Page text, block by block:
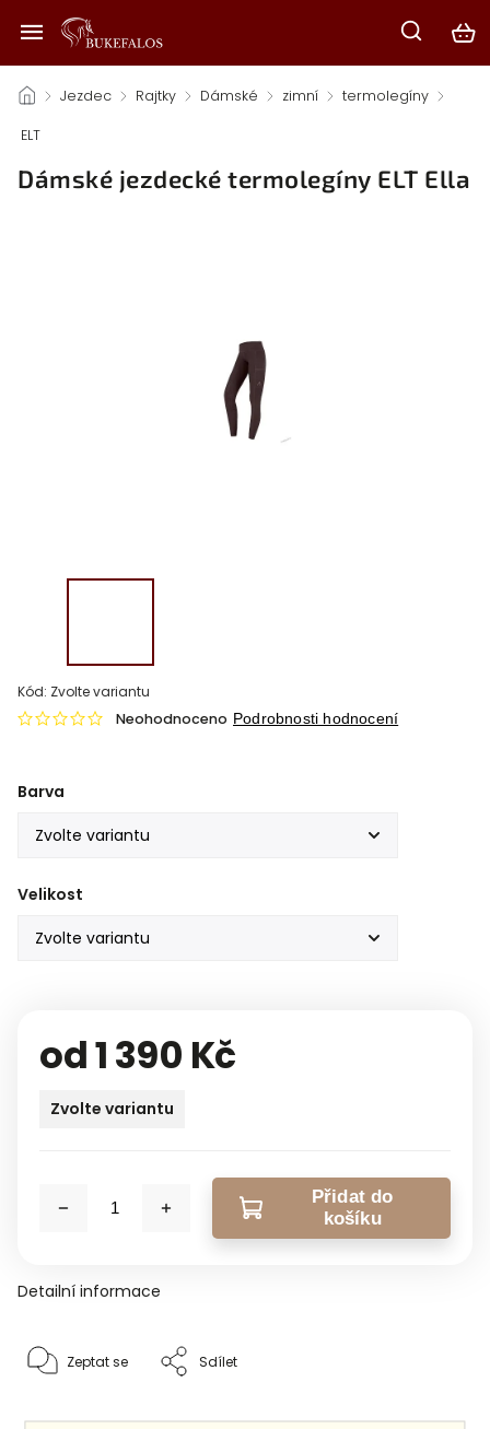
/ Jezdec / Rajtky / Dámské / zimní / termolegíny /
ELT
Dámské jezdecké termolegíny ELT Ella
Kód: Zvolte variantu
Neohodnoceno Podrobnosti hodnocení
Barva
Velikost
od1 390 Kč
Zvolte variantu
Přidat do
košíku
Detailní informace
Zeptat se Sdílet